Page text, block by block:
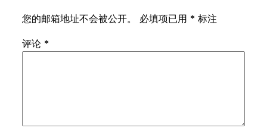
您的邮箱地址不会被公开。 必填项已用 * 标注
评论 *